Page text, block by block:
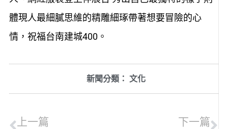
體現人最細膩思維的精雕細琢帶著想要冒險的心
情，祝福台南建城400。
新聞分類： 文化
上一篇 下一篇